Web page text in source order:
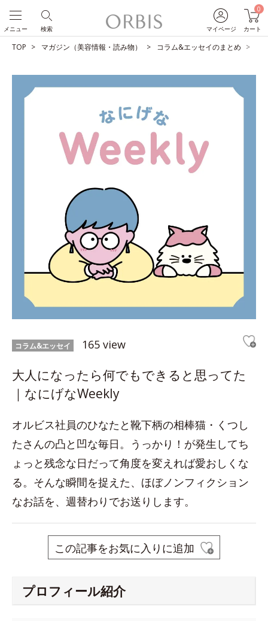
マイページ
0
カート
検索
メニュー
TOP マガジン（美容情報・読み物） コラム&エッセイのまとめ
コラム&エッセイ 165 view
大人になったら何でもできると思ってた
｜なにげなWeekly
オルビス社員のひなたと靴下柄の相棒猫・くつし
たさんの凸と凹な毎日。うっかり！が発生してち
ょっと残念な日だって角度を変えれば愛おしくな
る。そんな瞬間を捉えた、ほぼノンフィクション
なお話を、週替わりでお送りします。
この記事をお気に入りに追加
プロフィール紹介